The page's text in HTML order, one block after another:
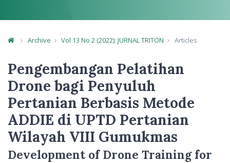
Archive Vol 13 No 2 (2022): JURNAL TRITON Articles
Pengembangan Pelatihan
Drone bagi Penyuluh
Pertanian Berbasis Metode
ADDIE di UPTD Pertanian
Wilayah VIII Gumukmas
Development of Drone Training for